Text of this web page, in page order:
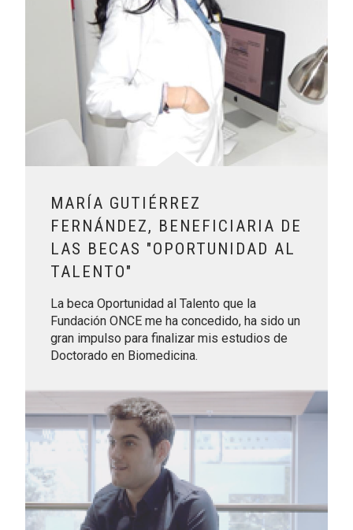
MARÍA GUTIÉRREZ
FERNÁNDEZ, BENEFICIARIA DE
LAS BECAS "OPORTUNIDAD AL
TALENTO"
La beca Oportunidad al Talento que la
Fundación ONCE me ha concedido, ha sido un
gran impulso para finalizar mis estudios de
Doctorado en Biomedicina.
Leer más sobre José Luis Prieto García, beneficiario de